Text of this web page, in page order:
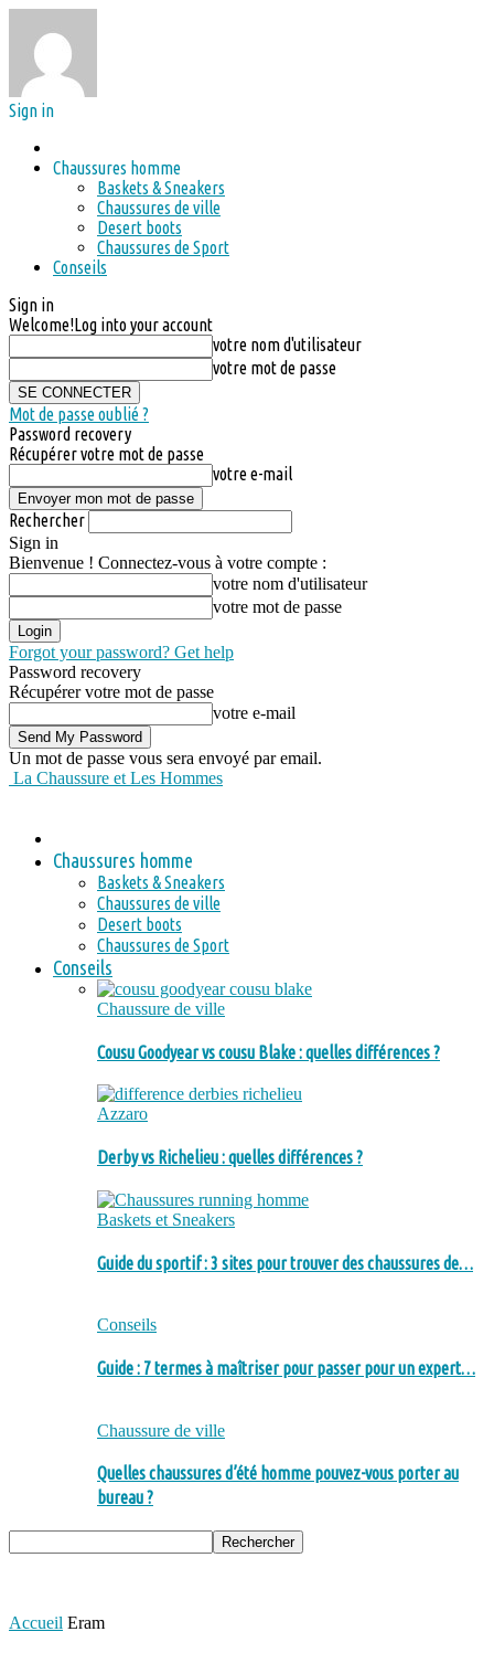
Sign in
Chaussures homme
Baskets & Sneakers
Chaussures de ville
Desert boots
Chaussures de Sport
Conseils
Sign in
Welcome!Log into your account
votre nom d'utilisateur
votre mot de passe
Mot de passe oublié ?
Password recovery
Récupérer votre mot de passe
votre e-mail
Rechercher
Sign in
Bienvenue ! Connectez-vous à votre compte :
votre nom d'utilisateur
votre mot de passe
Forgot your password? Get help
Password recovery
Récupérer votre mot de passe
votre e-mail
Un mot de passe vous sera envoyé par email.
La Chaussure et Les Hommes
Chaussures homme
Baskets & Sneakers
Chaussures de ville
Desert boots
Chaussures de Sport
Conseils
Chaussure de ville
Cousu Goodyear vs cousu Blake : quelles différences ?
Azzaro
Derby vs Richelieu : quelles différences ?
Baskets et Sneakers
Guide du sportif : 3 sites pour trouver des chaussures de…
Conseils
Guide : 7 termes à maîtriser pour passer pour un expert…
Chaussure de ville
Quelles chaussures d’été homme pouvez-vous porter au
bureau ?
Accueil Eram